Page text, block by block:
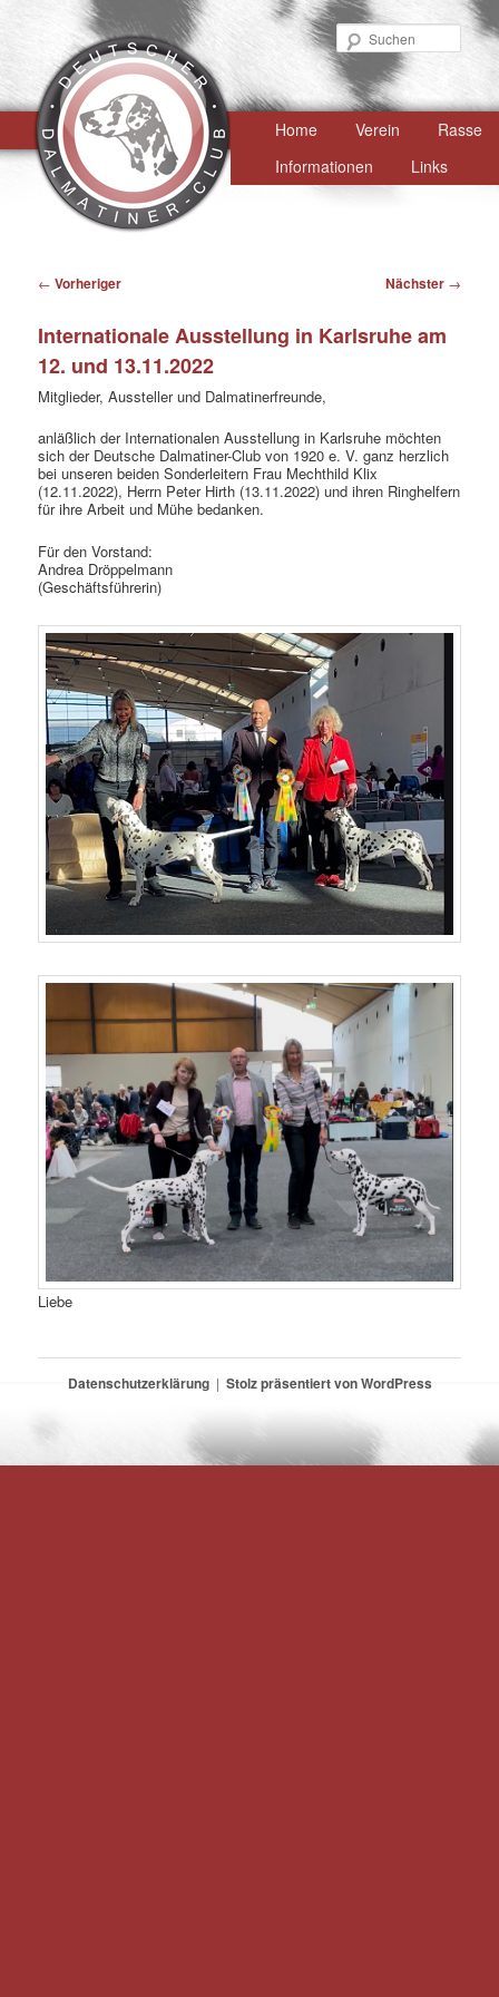
Hauptmenü
Zum
primären
Home Verein
Rasse
Informationen
Links
Beitragsnavigation
← Vorheriger Nächster →
Internationale Ausstellung in Karlsruhe am
12. und 13.11.2022
Mitglieder, Aussteller und Dalmatinerfreunde,
anläßlich der Internationalen Ausstellung in Karlsruhe möchten
sich der Deutsche Dalmatiner-Club von 1920 e. V. ganz herzlich
bei unseren beiden Sonderleitern Frau Mechthild Klix
(12.11.2022), Herrn Peter Hirth (13.11.2022) und ihren Ringhelfern
für ihre Arbeit und Mühe bedanken.
Für den Vorstand:
Andrea Dröppelmann
(Geschäftsführerin)
Liebe
Datenschutzerklärung Stolz präsentiert von WordPress